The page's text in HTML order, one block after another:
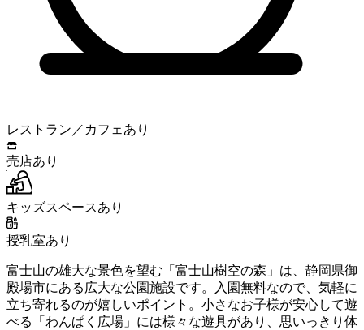
レストラン／カフェあり
売店あり
キッズスペースあり
授乳室あり
富士山の雄大な景色を望む「富士山樹空の森」は、静岡県御
殿場市にある広大な公園施設です。入園無料なので、気軽に
立ち寄れるのが嬉しいポイント。小さなお子様が安心して遊
べる「わんぱく広場」には様々な遊具があり、思いっきり体